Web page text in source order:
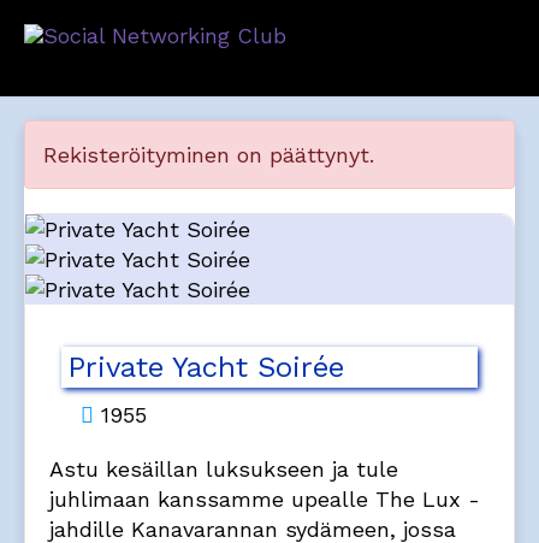
Rekisteröityminen on päättynyt.
Private Yacht Soirée
1955
Astu kesäillan luksukseen ja tule
juhlimaan kanssamme upealle The Lux -
jahdille Kanavarannan sydämeen, jossa